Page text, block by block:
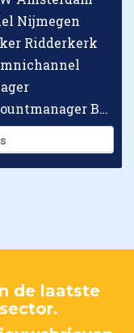
Nijmegen
Ridderkerk
Checkpoint Systems Key Accountmanager Benelux
de laatste